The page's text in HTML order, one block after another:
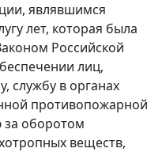
являвшимся
лет, которая была
Российской
лиц,
службу в органах
противопожарной
за оборотом
веществ,